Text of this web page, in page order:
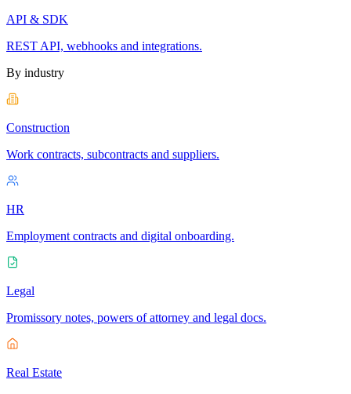
API & SDK
REST API, webhooks and integrations.
By industry
Construction
Work contracts, subcontracts and suppliers.
HR
Employment contracts and digital onboarding.
Legal
Promissory notes, powers of attorney and legal docs.
Real Estate